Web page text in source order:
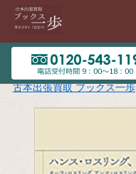
古本出張買取 ブックス一歩